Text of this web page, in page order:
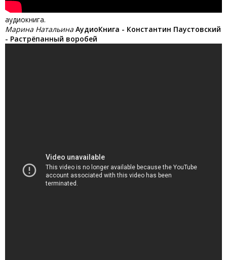
аудиокнига.
Марина Натальина АудиоКнига - Константин Паустовский
- Растрёпанный воробей